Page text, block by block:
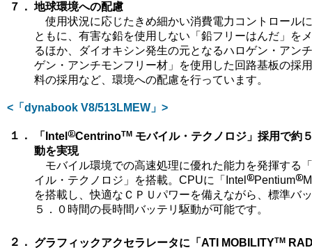
７． 地球環境への配慮
使用状況に応じたきめ細かい消費電力コントロール
ともに、有害な鉛を使用しない「鉛フリーはんだ」を
るほか、ダイオキシン発生の元となるハロゲン・アン
ゲン・アンチモンフリー材」を使用した回路基板の採
料の採用など、環境への配慮を行っています。
<「dynabook V8/513LMEW」>
１． 「Intel CentrinoTM モバイル・テクノロジ」採用で約
動を実現
モバイル環境での高速処理に優れた能力を発揮する
イル・テクノロジ」を搭載。CPUに「Intel
Pentium
を搭載し、快適なＣＰＵパワーを備えながら、標準バ
５．０時間の長時間バッテリ駆動が可能です。
２． グラフィックアクセラレータに「ATI MOBILITYTM